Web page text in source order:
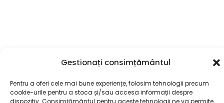
Gestionați consimțământul
Pentru a oferi cele mai bune experiențe, folosim tehnologii precum
cookie-urile pentru a stoca și/sau accesa informații despre
dispozitiv. Consimțământul pentru aceste tehnologii ne va permite